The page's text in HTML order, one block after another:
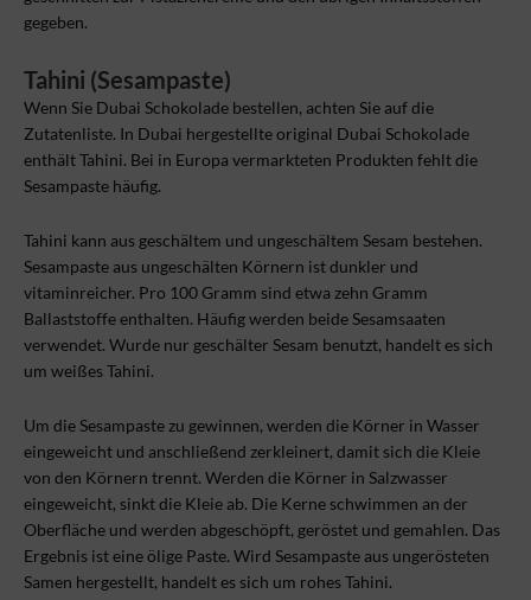
gegeben.
Tahini (Sesampaste)
Wenn Sie Dubai Schokolade bestellen, achten Sie auf die
Zutatenliste. In Dubai hergestellte original Dubai Schokolade
enthält Tahini. Bei in Europa vermarkteten Produkten fehlt die
Sesampaste häufig.
Tahini kann aus geschältem und ungeschältem Sesam bestehen.
Sesampaste aus ungeschälten Körnern ist dunkler und
vitaminreicher. Pro 100 Gramm sind etwa zehn Gramm
Ballaststoffe enthalten. Häufig werden beide Sesamsaaten
verwendet. Wurde nur geschälter Sesam benutzt, handelt es sich
um weißes Tahini.
Um die Sesampaste zu gewinnen, werden die Körner in Wasser
eingeweicht und anschließend zerkleinert, damit sich die Kleie
von den Körnern trennt. Werden die Körner in Salzwasser
eingeweicht, sinkt die Kleie ab. Die Kerne schwimmen an der
Oberfläche und werden abgeschöpft, geröstet und gemahlen. Das
Ergebnis ist eine ölige Paste. Wird Sesampaste aus ungerösteten
Samen hergestellt, handelt es sich um rohes Tahini.